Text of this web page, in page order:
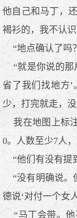
他自己和马丁，
褐衫的，我不认
“地点确认了吗
“就是你说的那
省了我们找地方
少，打完就走，
我在地图上标
0。人数至少7人
“他们有没有提
“没有明确说。
德说‘对付一个女
“马丁会带。他